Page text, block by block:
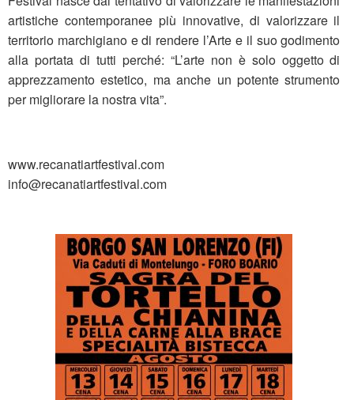
artistiche contemporanee più innovative, di valorizzare il
territorio marchigiano e di rendere l’Arte e il suo godimento
alla portata di tutti perché: “L’arte non è solo oggetto di
apprezzamento estetico, ma anche un potente strumento
per migliorare la nostra vita”.
www.recanatiartfestival.com
info@recanatiartfestival.com